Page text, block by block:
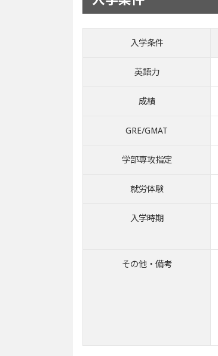
入学条件
英語力
成績
GRE/GMAT
学部専攻指定
就労体験
入学時期
その他・備考